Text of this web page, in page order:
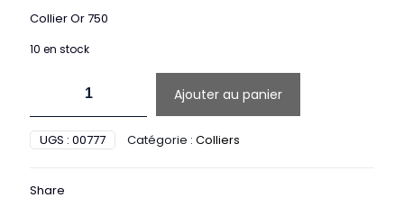
Collier Or 750
10 en stock
Collier
Or
Ajouter au panier
UGS : 00777 Catégorie : Colliers
Share